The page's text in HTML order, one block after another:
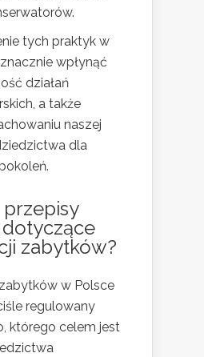
tych praktyk w
wpłynąć
działań
a także
naszej
dla
przepisy
zabytków?
w Polsce
regulowany
którego celem jest